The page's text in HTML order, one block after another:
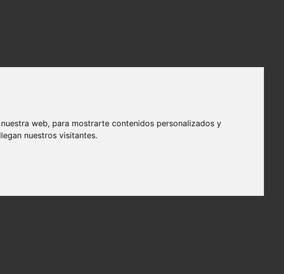
web, para mostrarte contenidos personalizados y
nuestros visitantes.